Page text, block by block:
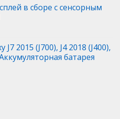
в сборе с сенсорным
J7 2015 (J700), J4 2018 (J400),
батарея